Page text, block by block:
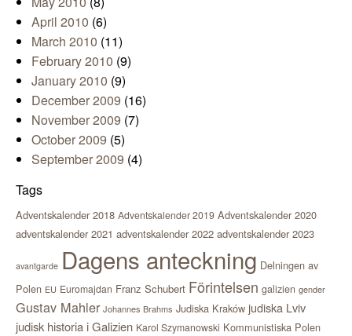
April 2010 (6)
March 2010 (11)
February 2010 (9)
January 2010 (9)
December 2009 (16)
November 2009 (7)
October 2009 (5)
September 2009 (4)
Tags
Adventskalender 2018 Adventskalender 2019 Adventskalender 2020
adventskalender 2021 adventskalender 2022 adventskalender 2023
avantgarde Dagens anteckning Delningen av
Polen EU Euromajdan Franz Schubert Förintelsen galizien gender
Gustav Mahler Johannes Brahms Judiska Kraków judiska Lviv
judisk historia i Galizien Karol Szymanowski Kommunistiska Polen